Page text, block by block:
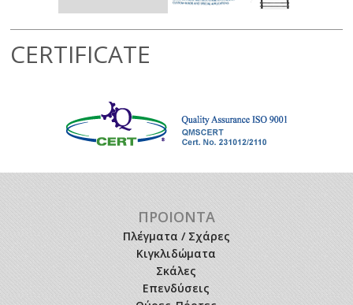
CERTIFICATE
ΠΡΟΙΟΝΤΑ
Πλέγματα / Σχάρες
Κιγκλιδώματα
Σκάλες
Επενδύσεις